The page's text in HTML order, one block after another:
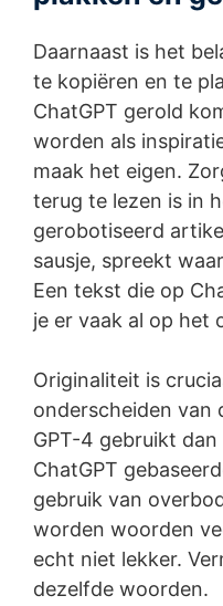
Daarnaast is het
te kopiëren en te
ChatGPT gerold
worden als
maak het eigen.
terug te lezen is in
gerobotiseerd
sausje, spreekt
Een tekst die op
je er vaak al op het
Originaliteit is
onderscheiden van
GPT-4 gebruikt
ChatGPT
gebruik van
worden woorden
echt niet lekker.
dezelfde woorden.